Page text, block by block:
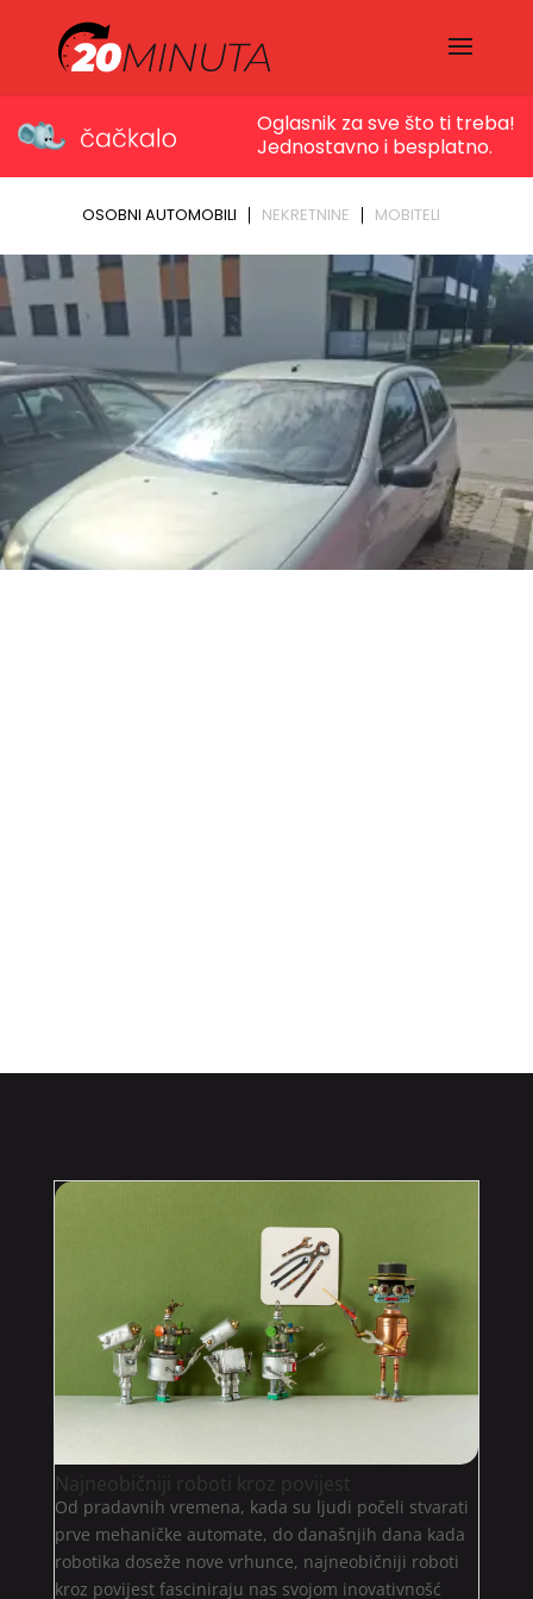
Najneobičniji roboti kroz povijest
Od pradavnih vremena, kada su ljudi počeli stvarati
prve mehaničke automate, do današnjih dana kada
robotika doseže nove vrhunce, najneobičniji roboti
kroz povijest fasciniraju nas svojom inovativnošć